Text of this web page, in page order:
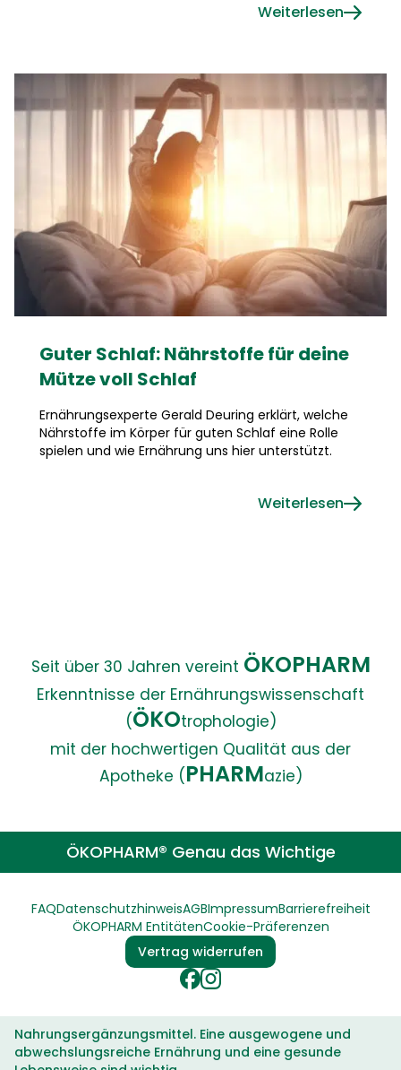
Weiterlesen
Guter Schlaf: Nährstoffe für deine
Mütze voll Schlaf
Ernährungsexperte Gerald Deuring erklärt, welche
Nährstoffe im Körper für guten Schlaf eine Rolle
spielen und wie Ernährung uns hier unterstützt.
Weiterlesen
Seit über 30 Jahren vereint ÖKOPHARM
Erkenntnisse der Ernährungswissenschaft
(ÖKOtrophologie)
mit der hochwertigen Qualität aus der
Apotheke (PHARMazie)
ÖKOPHARM® Genau das Wichtige
FAQDatenschutzhinweisAGBImpressumBarrierefreiheit
ÖKOPHARM EntitätenCookie-Präferenzen
Vertrag widerrufen
Nahrungsergänzungsmittel. Eine ausgewogene und
abwechslungsreiche Ernährung und eine gesunde